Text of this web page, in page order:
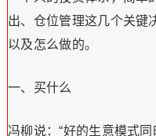
出、仓位管理这几个关键
以及怎么做的。
一、买什么
冯柳说：“好的生意模式